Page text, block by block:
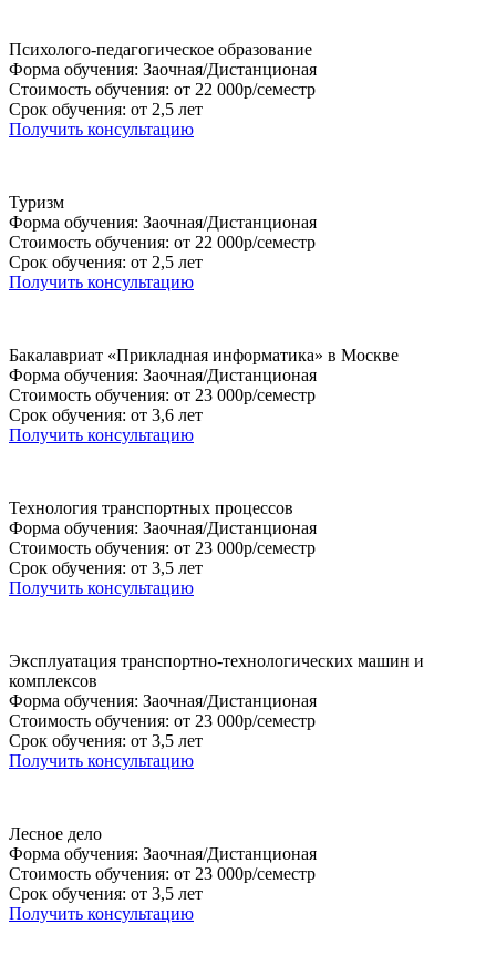
Психолого-педагогическое образование
Форма обучения: Заочная/Дистанционая
Стоимость обучения: от 22 000р/семестр
Срок обучения: от 2,5 лет
Получить консультацию
Туризм
Форма обучения: Заочная/Дистанционая
Стоимость обучения: от 22 000р/семестр
Срок обучения: от 2,5 лет
Получить консультацию
Бакалавриат «Прикладная информатика» в Москве
Форма обучения: Заочная/Дистанционая
Стоимость обучения: от 23 000р/семестр
Срок обучения: от 3,6 лет
Получить консультацию
Технология транспортных процессов
Форма обучения: Заочная/Дистанционая
Стоимость обучения: от 23 000р/семестр
Срок обучения: от 3,5 лет
Получить консультацию
Эксплуатация транспортно-технологических машин и
комплексов
Форма обучения: Заочная/Дистанционая
Стоимость обучения: от 23 000р/семестр
Срок обучения: от 3,5 лет
Получить консультацию
Лесное дело
Форма обучения: Заочная/Дистанционая
Стоимость обучения: от 23 000р/семестр
Срок обучения: от 3,5 лет
Получить консультацию